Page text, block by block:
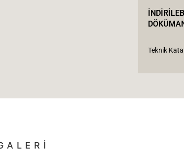
Teknik